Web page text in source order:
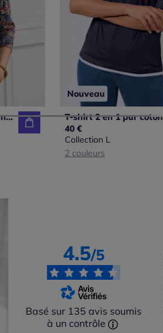
T-shirts fleuris col rond et manches trois quarts
Nouveau
T-shirt 2 en 1 pur coton
40 €
Collection L
2 couleurs
4.5/5
Basé sur 135 avis soumis
à un contrôle